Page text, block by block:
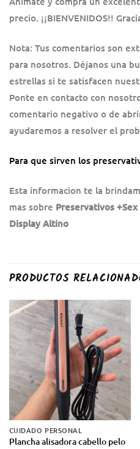
precio. ¡¡BIENVENIDOS!!
Nota: Tus comentarios son
para nosotros. Déjanos una
estrellas si te satisfacen
Ponte en contacto con
comentario negativo o de
ayudaremos a resolver el
Para que sirven los
Esta informacion te la
mas sobre Preservativos
Display Altino
PRODUCTOS
CUIDADO PERSONAL
Plancha alisadora cabello pelo